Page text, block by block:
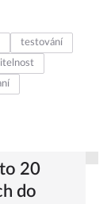
testování
20
do